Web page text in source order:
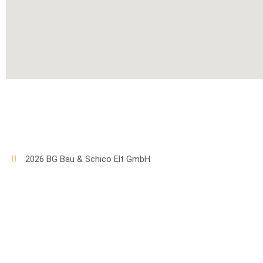
2026 BG Bau & Schico Elt GmbH